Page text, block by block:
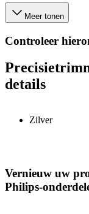
Meer tonen
Controleer
details
Zilver
Vernieuw uw
Philips-